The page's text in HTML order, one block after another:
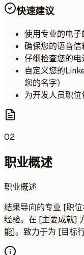
快速建议
使用专业的电子
确保您的语音
仔细检查您的
自定义您的
您的名字）
为开发人员职
02
职业概述
职业概述
结果导向的专业 [职
经验。在 [主要成就]
能]。致力于为 [目标